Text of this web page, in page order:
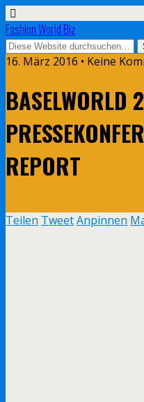
Fashion World Biz
16. März 2016 • Keine
BASELWORLD
REPORT
Teilen TweetAnpinnen